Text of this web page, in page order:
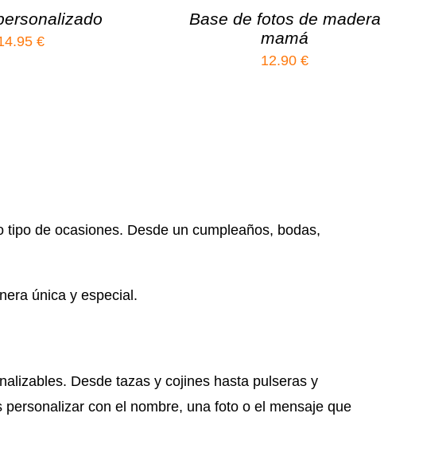
€
Base de fotos de madera
mamá
12.90€
de ocasiones. Desde un cumpleaños, bodas,
única y especial.
Desde tazas y cojines hasta pulseras y
con el nombre, una foto o el mensaje que